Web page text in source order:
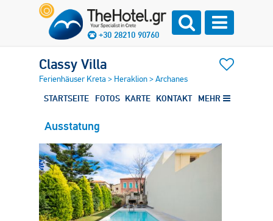
+30 28210 90760
Classy Villa
Ferienhäuser Kreta > Heraklion>Archanes
STARTSEITE FOTOS KARTE KONTAKT MEHR
Ausstatung